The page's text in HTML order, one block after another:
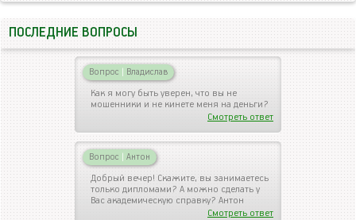
ПОСЛЕДНИЕ ВОПРОСЫ
Вопрос | Владислав
Как я могу быть уверен, что вы не
мошенники и не кинете меня на деньги?
Смотреть ответ
Вопрос | Антон
Добрый вечер! Скажите, вы занимаетесь
только дипломами? А можно сделать у
Вас академическую справку? Антон
Смотреть ответ